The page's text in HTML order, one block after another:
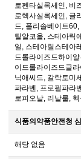
로펜타실록세인, 비
로헥사실록세인, 글
드, 폴리솔베이트
틸알코올, 스테아릭
일, 스테아릴스테아
드롤라이즈드하이
이드롤라이즈드글
닉애씨드, 갈락토미
파라벤, 프로필파라
로피오날, 리날룰,
식품의약품안전청
해당 없음